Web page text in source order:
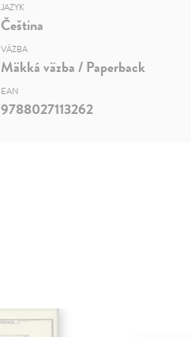
JAZYK
Čeština
VÄZBA
Mäkká väzba / Paperback
EAN
9788027113262